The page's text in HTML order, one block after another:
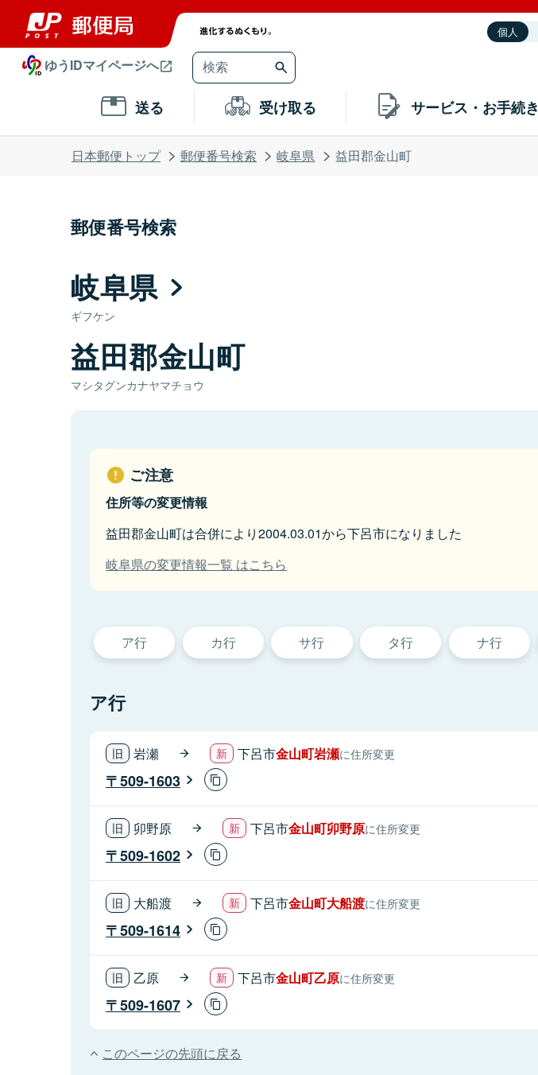
個人
ゆうIDマイページへ
送る 受け取る サービス・お手続き
日本郵便トップ 郵便番号検索 岐阜県 益田郡金山町
郵便番号検索
岐阜県
ギフケン
益田郡金山町
マシタグンカナヤマチョウ
ご注意
住所等の変更情報
益田郡金山町は合併により2004.03.01から下呂市になりました
岐阜県の変更情報一覧 はこちら
ア行 カ行 サ行 タ行 ナ行
ア行
岩瀬 下呂市金山町岩瀬に住所変更
509-1603
卯野原 下呂市金山町卯野原に住所変更
509-1602
大船渡 下呂市金山町大船渡に住所変更
509-1614
乙原 下呂市金山町乙原に住所変更
509-1607
このページの先頭に戻る